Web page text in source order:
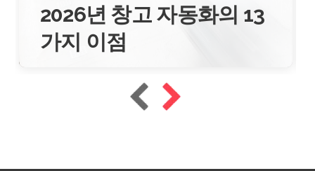
2026년 창고 자동화의 13
가지 이점